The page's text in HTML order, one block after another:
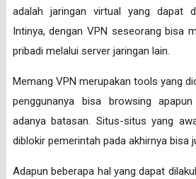
adalah jaringan virtual yang dapat
Intinya, dengan VPN seseorang bisa
pribadi melalui server jaringan lain.
Memang VPN merupakan tools yang
penggunanya bisa browsing
adanya batasan. Situs-situs yang
diblokir pemerintah pada akhirnya bisa
Adapun beberapa hal yang dapat